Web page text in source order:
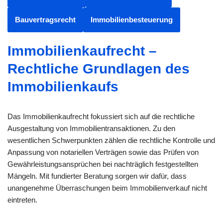
Bauvertragsrecht Immobilienbesteuerung
Immobilienkaufrecht –
Rechtliche Grundlagen des
Immobilienkaufs
Das Immobilienkaufrecht fokussiert sich auf die rechtliche
Ausgestaltung von Immobilientransaktionen. Zu den
wesentlichen Schwerpunkten zählen die rechtliche Kontrolle und
Anpassung von notariellen Verträgen sowie das Prüfen von
Gewährleistungsansprüchen bei nachträglich festgestellten
Mängeln. Mit fundierter Beratung sorgen wir dafür, dass
unangenehme Überraschungen beim Immobilienverkauf nicht
eintreten.